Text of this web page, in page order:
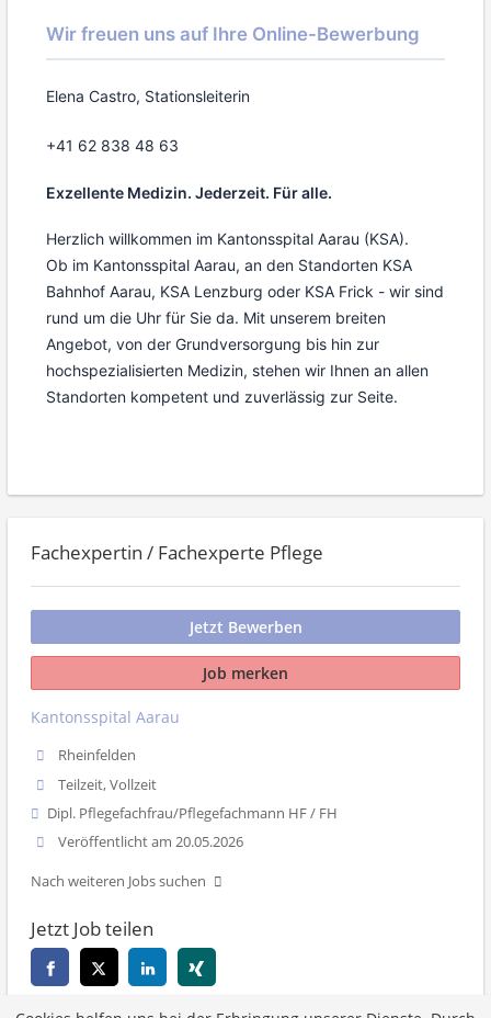
Wir freuen uns auf Ihre Online-Bewerbung
Elena Castro, Stationsleiterin
+41 62 838 48 63
Exzellente Medizin. Jederzeit. Für alle.
Herzlich willkommen im Kantonsspital Aarau (KSA).
Ob im Kantonsspital Aarau, an den Standorten KSA
Bahnhof Aarau, KSA Lenzburg oder KSA Frick - wir sind
rund um die Uhr für Sie da. Mit unserem breiten
Angebot, von der Grundversorgung bis hin zur
hochspezialisierten Medizin, stehen wir Ihnen an allen
Standorten kompetent und zuverlässig zur Seite.
Fachexpertin / Fachexperte Pflege
Jetzt Bewerben
Job merken
Kantonsspital Aarau
Rheinfelden
Teilzeit, Vollzeit
Dipl. Pflegefachfrau/Pflegefachmann HF / FH
Veröffentlicht am 20.05.2026
Nach weiteren Jobs suchen
Jetzt Job teilen